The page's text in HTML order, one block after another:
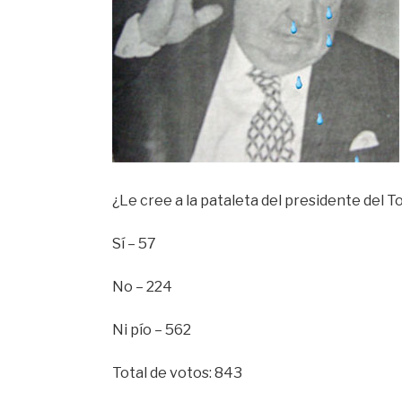
¿Le cree a la pataleta del presidente del
Sí – 57
No – 224
Ni pío – 562
Total de votos: 843